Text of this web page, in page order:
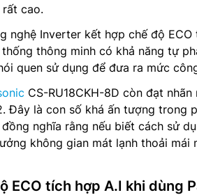
cao.
nghệ Inverter kết hợp chế độ
thông minh có khả năng tự
quen sử dụng để đưa ra mức
CS-RU18CKH-8D còn đạt
Đây là con số khá ấn tượng trong
nghĩa rằng nếu biết cách sử
không gian mát lạnh thoải mái
ECO tích hợp A.I khi dùng